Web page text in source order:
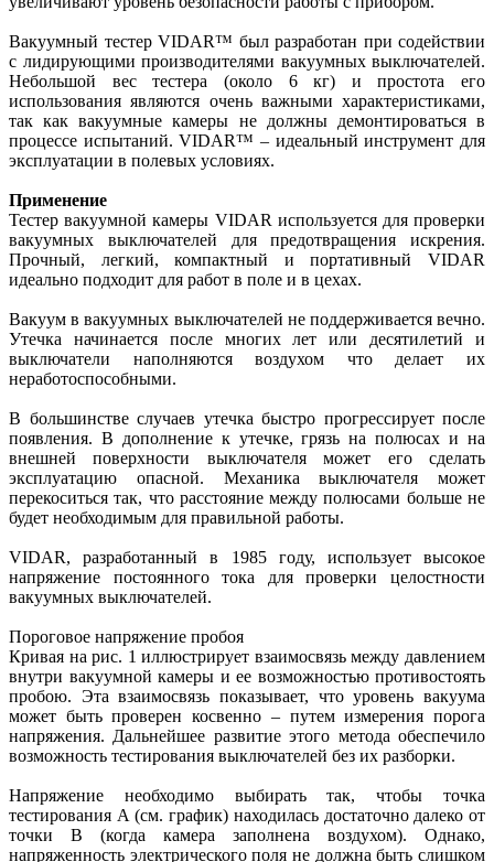
Вакуумный тестер VIDAR™ был разработан при содействии
с лидирующими производителями вакуумных выключателей.
Небольшой вес тестера (около 6 кг) и простота его
использования являются очень важными характеристиками,
так как вакуумные камеры не должны демонтироваться в
процессе испытаний. VIDAR™ – идеальный инструмент для
эксплуатации в полевых условиях.
Применение
Тестер вакуумной камеры VIDAR используется для проверки
вакуумных выключателей для предотвращения искрения.
Прочный, легкий, компактный и портативный VIDAR
идеально подходит для работ в поле и в цехах.
Вакуум в вакуумных выключателей не поддерживается вечно.
Утечка начинается после многих лет или десятилетий и
выключатели наполняются воздухом что делает их
неработоспособными.
В большинстве случаев утечка быстро прогрессирует после
появления. В дополнение к утечке, грязь на полюсах и на
внешней поверхности выключателя может его сделать
эксплуатацию опасной. Механика выключателя может
перекоситься так, что расстояние между полюсами больше не
будет необходимым для правильной работы.
VIDAR, разработанный в 1985 году, использует высокое
напряжение постоянного тока для проверки целостности
вакуумных выключателей.
Пороговое напряжение пробоя
Кривая на рис. 1 иллюстрирует взаимосвязь между давлением
внутри вакуумной камеры и ее возможностью противостоять
пробою. Эта взаимосвязь показывает, что уровень вакуума
может быть проверен косвенно – путем измерения порога
напряжения. Дальнейшее развитие этого метода обеспечило
возможность тестирования выключателей без их разборки.
Напряжение необходимо выбирать так, чтобы точка
тестирования А (см. график) находилась достаточно далеко от
точки В (когда камера заполнена воздухом). Однако,
напряженность электрического поля не должна быть слишком